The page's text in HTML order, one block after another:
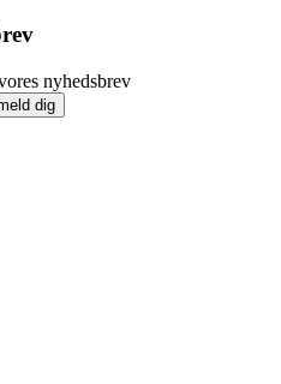
nyhedsbrev
dig